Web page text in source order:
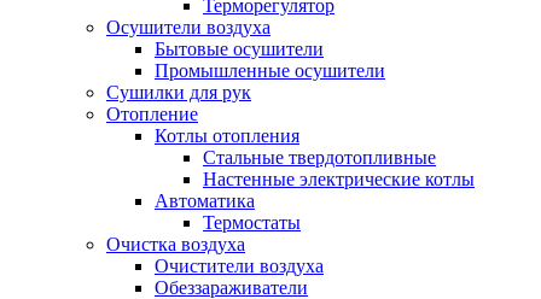
Терморегулятор
Осушители воздуха
Бытовые осушители
Промышленные осушители
Сушилки для рук
Отопление
Котлы отопления
Стальные твердотопливные
Настенные электрические котлы
Автоматика
Термостаты
Очистка воздуха
Очистители воздуха
Обеззараживатели